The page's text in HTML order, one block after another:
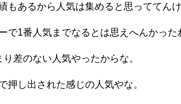
もあるから人気は集めると思っててんけ
で1番人気までなるとは思えへんかった
差のない人気やったからな。
押し出された感じの人気やな。